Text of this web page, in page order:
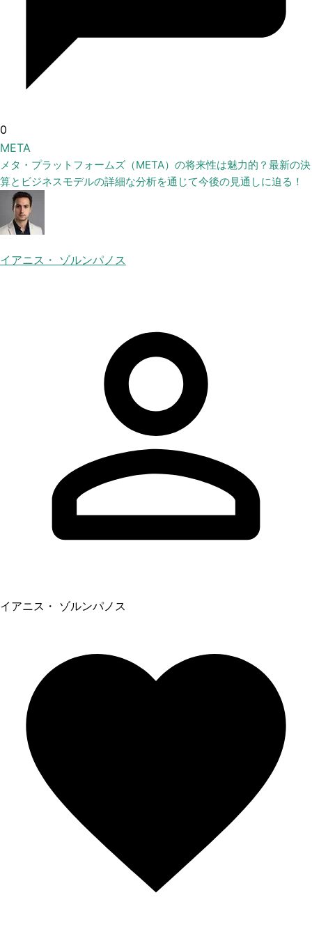
0
META
メタ・プラットフォームズ（META）の将来性は魅力的？最新の決
算とビジネスモデルの詳細な分析を通じて今後の見通しに迫る！
イアニス・ ゾルンパノス
イアニス・ ゾルンパノス